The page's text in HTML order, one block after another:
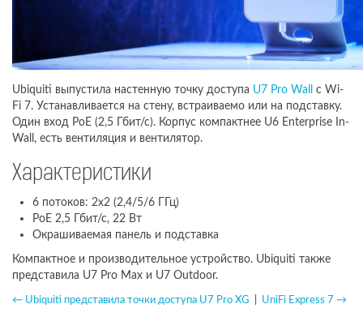
Ubiquiti выпустила настенную точку доступа U7 Pro Wall
с Wi-
Fi 7. Устанавливается на стену, встраиваемо или на подставку.
Один вход PoE (2,5 Гбит/с). Корпус компактнее U6 Enterprise In-
Wall, есть вентиляция и вентилятор.
Характеристики
6 потоков: 2x2 (2,4/5/6 ГГц)
PoE 2,5 Гбит/с, 22 Вт
Окрашиваемая панель и подставка
Компактное и производительное устройство. Ubiquiti также
представила U7 Pro Max и U7 Outdoor.
← Ubiquiti представила точки доступа U7 Pro XG UniFi Express 7 →